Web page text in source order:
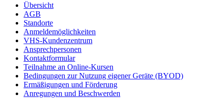
Übersicht
AGB
Standorte
Anmeldemöglichkeiten
VHS-Kundenzentrum
Ansprechpersonen
Kontaktformular
Teilnahme an Online-Kursen
Bedingungen zur Nutzung eigener Geräte (BYOD)
Ermäßigungen und Förderung
Anregungen und Beschwerden